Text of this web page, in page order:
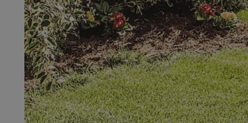
INGRESSCOOKIE